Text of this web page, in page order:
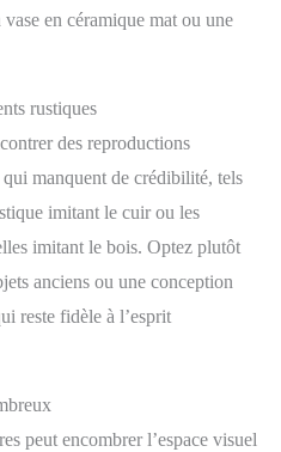
Labellisé PME+, fabriquant
notre usine certifiée ISO 9001 en
à cœur de fournir des produits
faciles d’utilisation.
en céramique mat ou une
rustiques
des reproductions
qui manquent de crédibilité, tels
imitant le cuir ou les
imitant le bois. Optez plutôt
anciens ou une conception
reste fidèle à l’esprit
peut encombrer l’espace visuel